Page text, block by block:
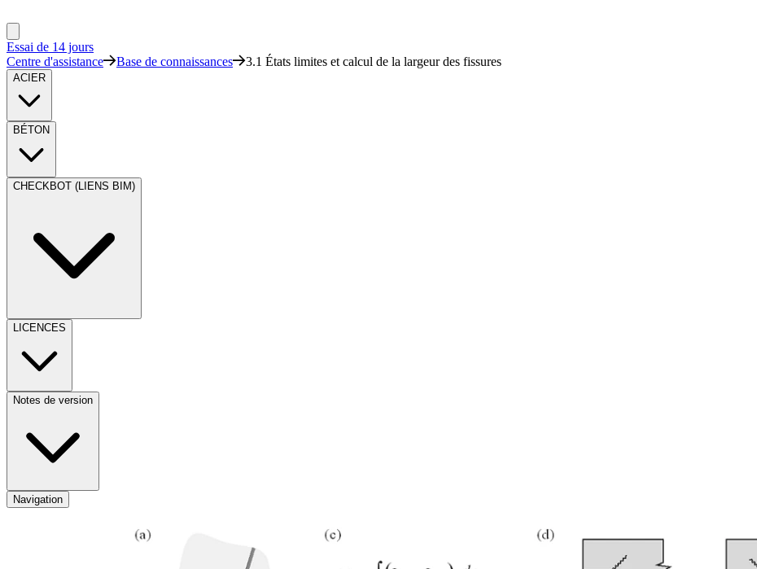
Essai de 14 jours
Centre d'assistance
Base de connaissances 3.1 États limites et calcul de la largeur des fissures
ACIER
BÉTON
CHECKBOT (LIENS BIM)
LICENCES
Notes de version
Navigation